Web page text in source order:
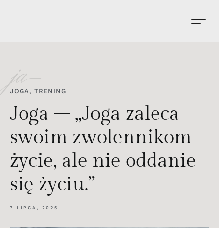
ja-
JOGA, TRENING
Joga – „Joga zaleca
swoim zwolennikom
życie, ale nie oddanie
się życiu.”
7 LIPCA, 2025